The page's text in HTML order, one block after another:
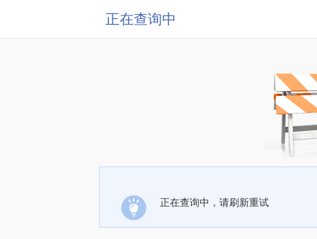
正在查询中
正在查询中，请刷新重试